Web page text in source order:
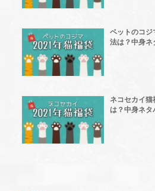
ペットのコ
法は？中身ネ
ネコセカイ
は？中身ネタ